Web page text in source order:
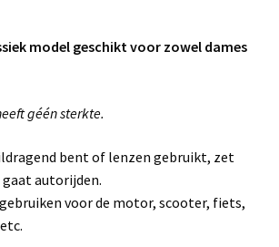
model geschikt voor zowel dames
géén sterkte.
bent of lenzen gebruikt, zet
autorijden.
voor de motor, scooter, fiets,